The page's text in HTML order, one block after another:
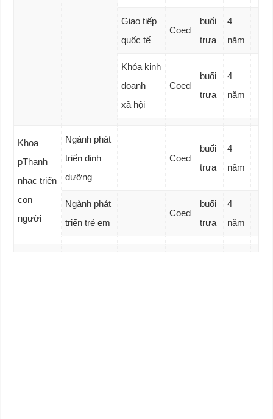
Giao tiếp
quốc tế
Coed
buổi
trưa
4
năm
Khóa kinh
doanh –
xã hội
Coed
buổi
trưa
4
năm
Khoa
pThanh
nhạc triển
con
người
Ngành phát
triển dinh
dưỡng
Coed
buổi
trưa
4
năm
Ngành phát
triển trẻ em
Coed
buổi
trưa
4
năm